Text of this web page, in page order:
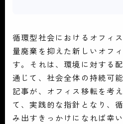
循環型社会におけるオフィ
量廃棄を抑えた新しいオフ
す。それは、環境に対する
通じて、社会全体の持続可
記事が、オフィス移転を考
て、実践的な指針となり、
み出すきっかけになれば幸い